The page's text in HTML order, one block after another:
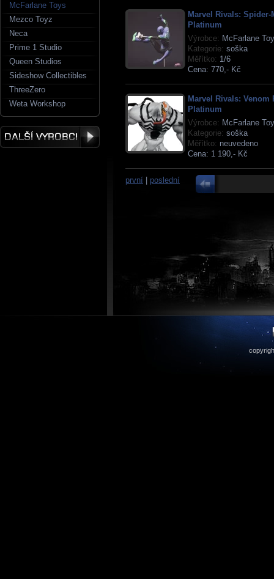
Marvel Rivals: Spider-
Platinum
Výrobce: McFarlane
Kategorie: soška
Měřítko: 1/6
Cena: 770,- Kč
Marvel Rivals: Venom
Platinum
Výrobce: McFarlane
Kategorie: soška
Měřítko: neuvedeno
Cena: 1 190,- Kč
první poslední
McFarlane Toys
Mezco Toyz
Neca
Prime 1 Studio
Queen Studios
Sideshow Collectibles
ThreeZero
Weta Workshop